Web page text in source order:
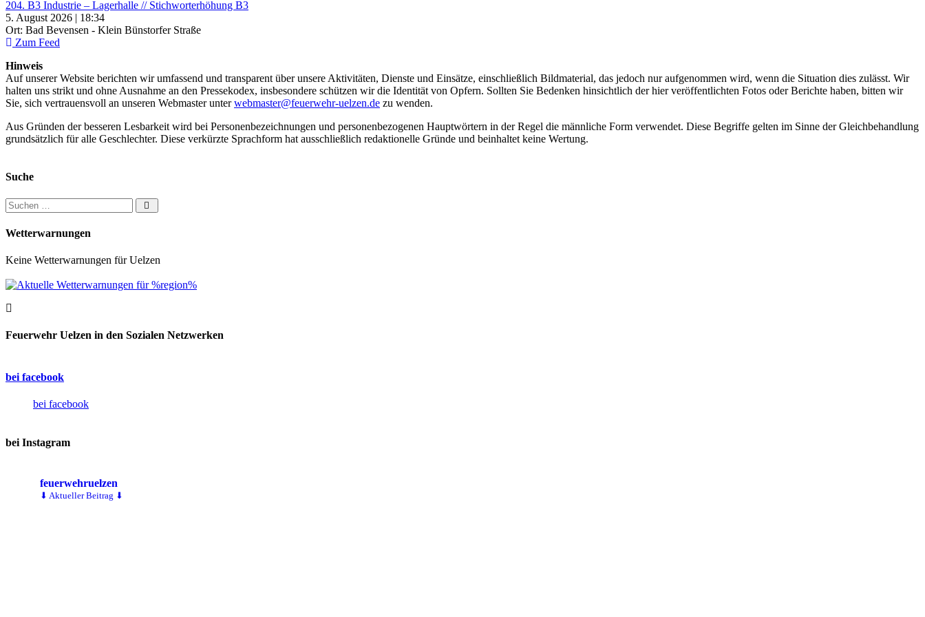
204. B3 Industrie – Lagerhalle // Stichworterhöhung B3
5. August 2026 | 18:34
Ort: Bad Bevensen - Klein Bünstorfer Straße
Zum Feed
Hinweis
Auf unserer Website berichten wir umfassend und transparent über unsere Aktivitäten, Dienste und Einsätze, einschließlich Bildmaterial, das jedoch nur aufgenommen wird, wenn die Situation dies zulässt. Wir
halten uns strikt und ohne Ausnahme an den Pressekodex, insbesondere schützen wir die Identität von Opfern. Sollten Sie Bedenken hinsichtlich der hier veröffentlichten Fotos oder Berichte haben, bitten wir
Sie, sich vertrauensvoll an unseren Webmaster unterwebmaster@feuerwehr-uelzen.de zu wenden.
Aus Gründen der besseren Lesbarkeit wird bei Personenbezeichnungen und personenbezogenen Hauptwörtern in der Regel die männliche Form verwendet. Diese Begriffe gelten im Sinne der Gleichbehandlung
grundsätzlich für alle Geschlechter. Diese verkürzte Sprachform hat ausschließlich redaktionelle Gründe und beinhaltet keine Wertung.
Suche
Suchen nach:
Wetterwarnungen
Keine Wetterwarnungen für Uelzen
Feuerwehr Uelzen in den Sozialen Netzwerken
bei facebook
bei facebook
bei Instagram
feuerwehruelzen
⬇ Aktueller Beitrag ⬇